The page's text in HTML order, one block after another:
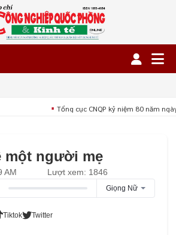
■ Tổng cục CNQP kỷ niệm 80 năm
một người mẹ
AM
Giọng Nữ
Lượt xem: 1846
Tiktok Twitter